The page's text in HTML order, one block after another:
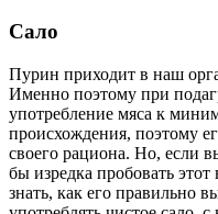
Сало
Пурин приходит в наш
Именно поэтому при
употребление мяса к
происхождения, поэтому
своего рациона. Но, если
бы изредка пробовать
знать, как его правильно